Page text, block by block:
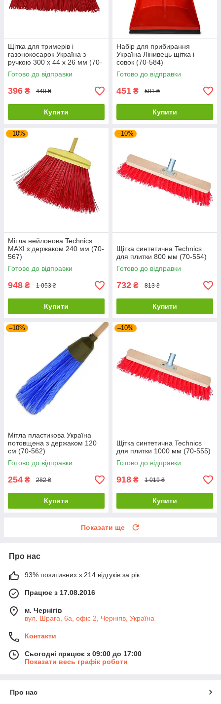
Щітка для тримерів і
газонокосарок Україна з
ручкою 300 х 44 х 26 мм (70-
589)
Готово до відправки
396 ₴ 440 ₴
Купити
Набір для прибирання
Україна Лінивець щітка і
совок (70-584)
Готово до відправки
451 ₴ 501 ₴
Купити
–10%
Мітла нейлонова Technics
MAXI з держаком 240 мм (70-
567)
Готово до відправки
948 ₴ 1 053 ₴
Купити
–10%
Щітка синтетична Technics
для плитки 800 мм (70-554)
Готово до відправки
732 ₴ 813 ₴
Купити
–10%
Мітла пластикова Україна
потовщена з держаком 120
см (70-562)
Готово до відправки
254 ₴ 282 ₴
Купити
–10%
Щітка синтетична Technics
для плитки 1000 мм (70-555)
Готово до відправки
918 ₴ 1 019 ₴
Купити
Показати ще
Про нас
93% позитивних з 214 відгуків за рік
Працює з 17.08.2016
м. Чернігів
вул. Шрага, 6а, офіс 2, Чернігів, Україна
Контакти
Сьогодні працює з 09:00 до 17:00
Показати весь графік роботи
Про нас